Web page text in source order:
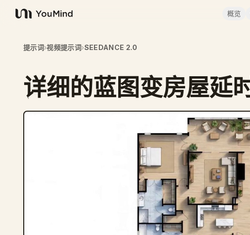
YouMind
概览
提示词›视频提示词›SEEDANCE 2.0
详细的蓝图变房屋延